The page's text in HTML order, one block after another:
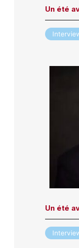
Un été
Un été